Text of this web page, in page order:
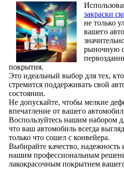
закраски
не только
вашего
рыночную
покрытия.
Это идеальный выбор для тех,
стремится поддерживать свой
состоянии.
Не допускайте, чтобы мелкие
впечатление от вашего
Воспользуйтесь нашим набором
что ваш автомобиль всегда
только что сошел с конвейера.
Выбирайте качество, надежность
нашим профессиональным
лакокрасочным покрытием